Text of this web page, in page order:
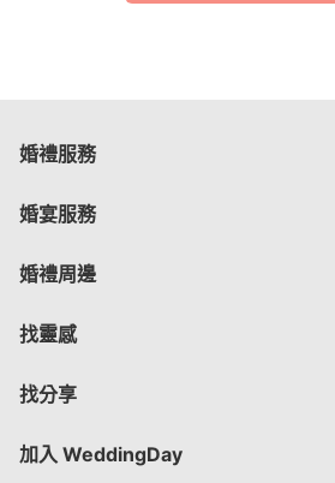
婚禮服務
婚宴服務
婚禮周邊
找靈感
找分享
加入 WeddingDay